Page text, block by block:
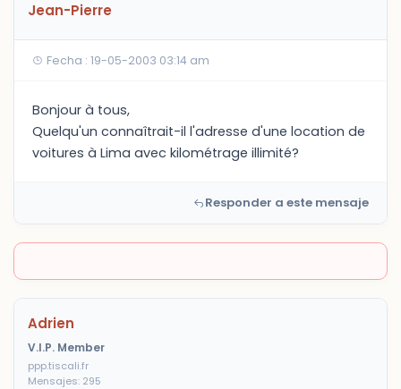
Jean-Pierre
Fecha : 19-05-2003 03:14 am
Bonjour à tous,
Quelqu'un connaîtrait-il l'adresse d'une location de
voitures à Lima avec kilométrage illimité?
Responder a este mensaje
Adrien
V.I.P. Member
ppp.tiscali.fr
Mensajes: 295